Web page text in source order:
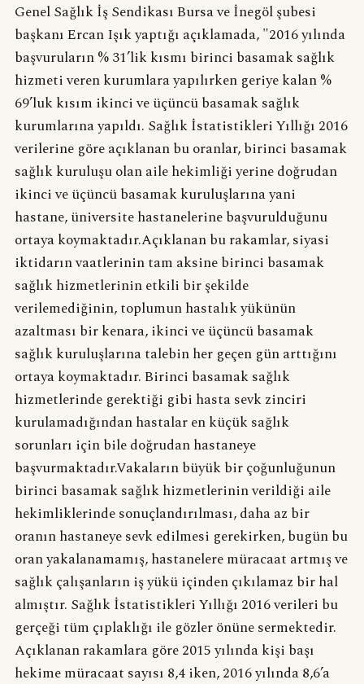
Genel Sağlık İş Sendikası Bursa ve İnegöl şubesi
başkanı Ercan Işık yaptığı açıklamada, "2016 yılında
başvuruların % 31’lik kısmı birinci basamak sağlık
hizmeti veren kurumlara yapılırken geriye kalan %
69’luk kısım ikinci ve üçüncü basamak sağlık
kurumlarına yapıldı. Sağlık İstatistikleri Yıllığı 2016
verilerine göre açıklanan bu oranlar, birinci basamak
sağlık kuruluşu olan aile hekimliği yerine doğrudan
ikinci ve üçüncü basamak kuruluşlarına yani
hastane, üniversite hastanelerine başvurulduğunu
ortaya koymaktadır.Açıklanan bu rakamlar, siyasi
iktidarın vaatlerinin tam aksine birinci basamak
sağlık hizmetlerinin etkili bir şekilde
verilemediğinin, toplumun hastalık yükünün
azaltması bir kenara, ikinci ve üçüncü basamak
sağlık kuruluşlarına talebin her geçen gün arttığını
ortaya koymaktadır. Birinci basamak sağlık
hizmetlerinde gerektiği gibi hasta sevk zinciri
kurulamadığından hastalar en küçük sağlık
sorunları için bile doğrudan hastaneye
başvurmaktadır.Vakaların büyük bir çoğunluğunun
birinci basamak sağlık hizmetlerinin verildiği aile
hekimliklerinde sonuçlandırılması, daha az bir
oranın hastaneye sevk edilmesi gerekirken, bugün bu
oran yakalanamamış, hastanelere müracaat artmış ve
sağlık çalışanların iş yükü içinden çıkılamaz bir hal
almıştır. Sağlık İstatistikleri Yıllığı 2016 verileri bu
gerçeği tüm çıplaklığı ile gözler önüne sermektedir.
Açıklanan rakamlara göre 2015 yılında kişi başı
hekime müracaat sayısı 8,4 iken, 2016 yılında 8,6’a